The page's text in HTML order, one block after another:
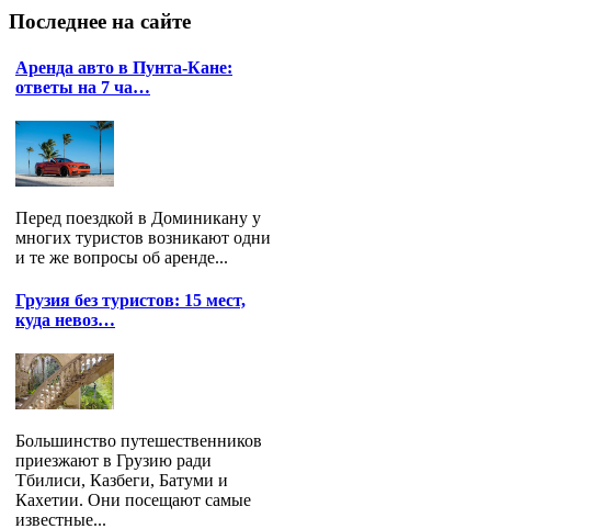
Последнее на сайте
Аренда авто в Пунта-Кане:
ответы на 7 ча…
Перед поездкой в Доминикану у
многих туристов возникают одни
и те же вопросы об аренде...
Грузия без туристов: 15 мест,
куда невоз…
Большинство путешественников
приезжают в Грузию ради
Тбилиси, Казбеги, Батуми и
Кахетии. Они посещают самые
известные...